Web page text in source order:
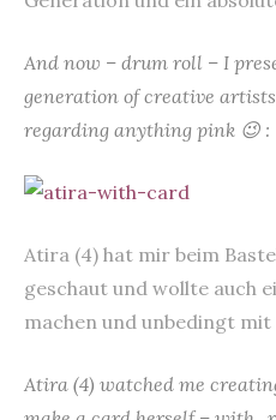
And now – drum roll – I
generation of creative
regarding anything pink 😉 :
Atira (4) hat mir beim
geschaut und wollte auch
machen und unbedingt
Atira (4) watched me